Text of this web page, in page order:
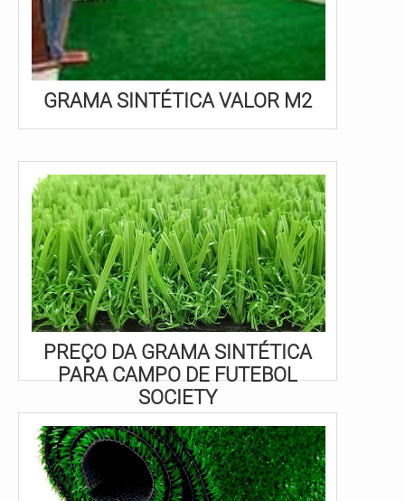
GRAMA SINTÉTICA VALOR M2
PREÇO DA GRAMA SINTÉTICA
PARA CAMPO DE FUTEBOL
SOCIETY